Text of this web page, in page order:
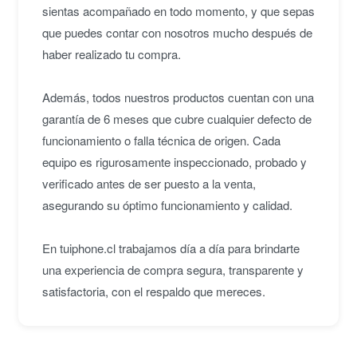
sientas acompañado en todo momento, y que sepas
que puedes contar con nosotros mucho después de
haber realizado tu compra.
Además, todos nuestros productos cuentan con una
garantía de 6 meses que cubre cualquier defecto de
funcionamiento o falla técnica de origen. Cada
equipo es rigurosamente inspeccionado, probado y
verificado antes de ser puesto a la venta,
asegurando su óptimo funcionamiento y calidad.
En tuiphone.cl trabajamos día a día para brindarte
una experiencia de compra segura, transparente y
satisfactoria, con el respaldo que mereces.